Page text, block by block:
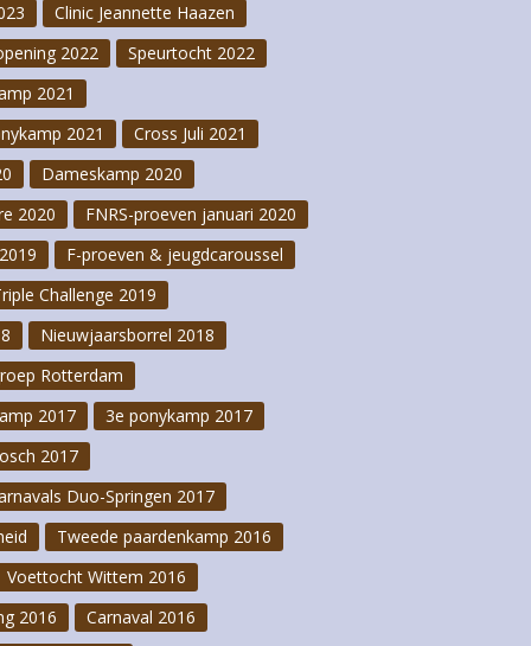
Clinic Jeannette Haazen
2022
Speurtocht 2022
2021
2021
Cross Juli 2021
Dameskamp 2020
2020
FNRS-proeven januari 2020
F-proeven & jeugdcaroussel
Challenge 2019
Nieuwjaarsborrel 2018
Rotterdam
2017
3e ponykamp 2017
2017
Duo-Springen 2017
Tweede paardenkamp 2016
Voettocht Wittem 2016
2016
Carnaval 2016